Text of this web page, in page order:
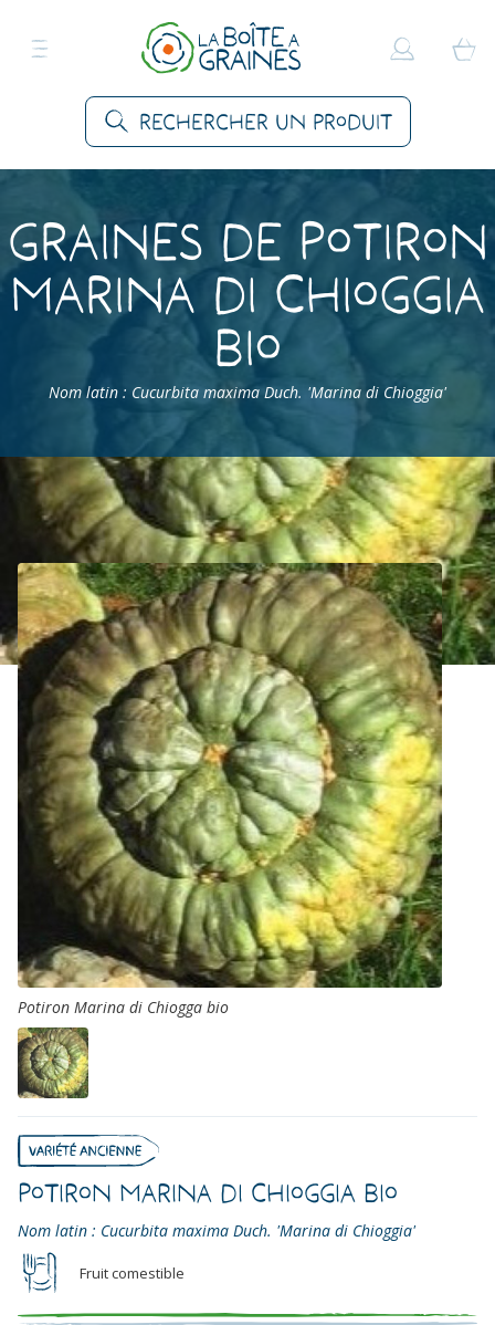
Rechercher un produit
Graines de Potiron
Marina di Chioggia
Bio
Nom latin : Cucurbita maxima Duch. 'Marina di Chioggia'
Accueil > Produits > Graines Légumes > Courges >
Potiron Marina di Chioggia Bio
Potiron Marina di Chiogga bio
Potiron Marina di Chioggia Bio
Nom latin : Cucurbita maxima Duch. 'Marina di Chioggia'
Fruit comestible